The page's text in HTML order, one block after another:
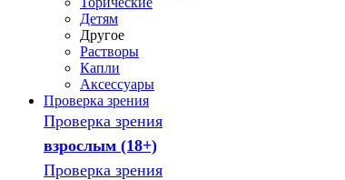
Детям
Другое
Растворы
Капли
Аксессуары
Проверка зрения
Проверка зрения
взрослым (18+)
Проверка зрения